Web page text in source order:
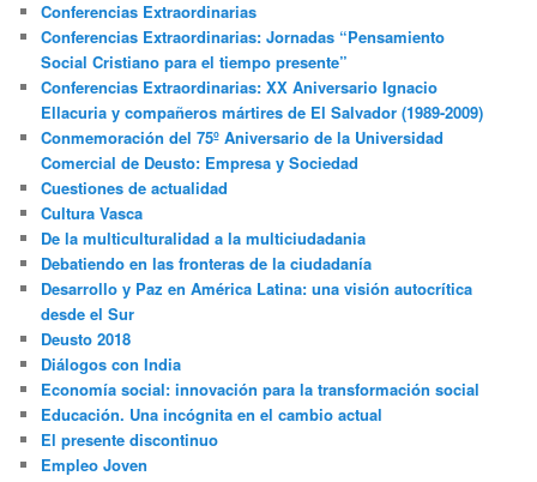
Conferencias Extraordinarias
Conferencias Extraordinarias: Jornadas “Pensamiento
Social Cristiano para el tiempo presente”
Conferencias Extraordinarias: XX Aniversario Ignacio
Ellacuria y compañeros mártires de El Salvador (1989-2009)
Conmemoración del 75º Aniversario de la Universidad
Comercial de Deusto: Empresa y Sociedad
Cuestiones de actualidad
Cultura Vasca
De la multiculturalidad a la multiciudadania
Debatiendo en las fronteras de la ciudadanía
Desarrollo y Paz en América Latina: una visión autocrítica
desde el Sur
Deusto 2018
Diálogos con India
Economía social: innovación para la transformación social
Educación. Una incógnita en el cambio actual
El presente discontinuo
Empleo Joven